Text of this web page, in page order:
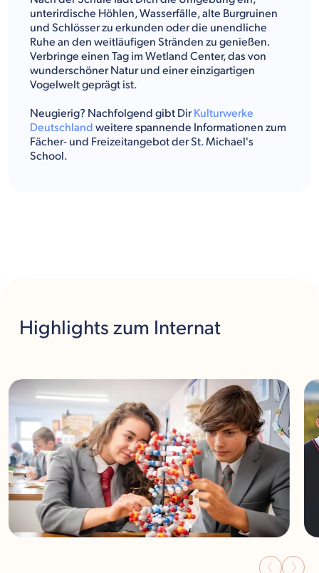
unterirdische Höhlen, Wasserfälle, alte Burgruinen
und Schlösser zu erkunden oder die unendliche
Ruhe an den weitläufigen Stränden zu genießen.
Verbringe einen Tag im Wetland Center, das von
wunderschöner Natur und einer einzigartigen
Vogelwelt geprägt ist.
Neugierig? Nachfolgend gibt DirKulturwerke
Deutschland weitere spannende Informationen zum
Fächer- und Freizeitangebot der St. Michael's
School.
Highlights zum Internat